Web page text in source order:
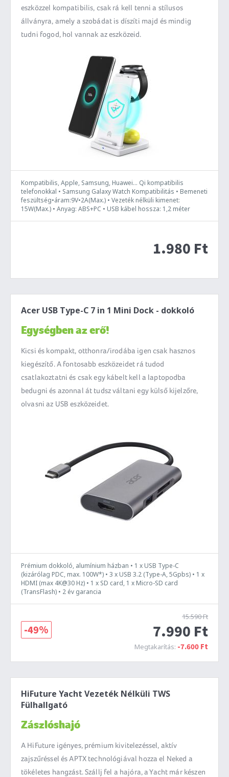
eszközzel kompatibilis, csak rá kell tenni a stílusos
állványra, amely a szobádat is díszíti majd és mindig
tudni fogod, hol vannak az eszközeid.
Kompatibilis, Apple, Samsung, Huawei... Qi kompatibilis
telefonokkal • Samsung Galaxy Watch Kompatibilitás • Bemeneti
feszültség•áram:9V•2A(Max.) • Vezeték nélküli kimenet:
15W(Max.) • Anyag: ABS+PC • USB kábel hossza: 1,2 méter
1.980 Ft
Acer USB Type-C 7 in 1 Mini Dock - dokkoló
Egységben az erő!
Kicsi és kompakt, otthonra/irodába igen csak hasznos
kiegészítő. A fontosabb eszközeidet rá tudod
csatlakoztatni és csak egy kábelt kell a laptopodba
bedugni és azonnal át tudsz váltani egy külső kijelzőre,
olvasni az USB eszközeidet.
Prémium dokkoló, alumínium házban • 1 x USB Type-C
(kizárólag PDC, max. 100W*) • 3 x USB 3.2 (Type-A, 5Gpbs) • 1 x
HDMI (max 4K@30 Hz) • 1 x SD card, 1 x Micro-SD card
(TransFlash) • 2 év garancia
15.590 Ft
7.990 Ft
Megtakarítás: -7.600 Ft
-49%
HiFuture Yacht Vezeték Nélküli TWS
Fülhallgató
Zászlóshajó
A HiFuture igényes, prémium kivitelezéssel, aktív
zajszűréssel és APTX technológiával hozza el Neked a
tökéletes hangzást. Szállj fel a hajóra, a Yacht már készen